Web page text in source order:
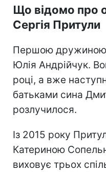
Що відомо про
Сергія Притули
Першою дружиною
Юлія Андрійчук.
році, а вже
батьками сина
розлучилося.
Із 2015 року
Катериною
виховує трьох